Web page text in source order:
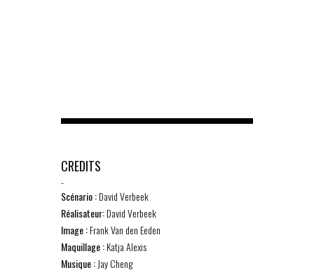
CREDITS
-
Scénario :David Verbeek
Réalisateur:David Verbeek
Image :Frank Van den Eeden
Maquillage :Katja Alexis
Musique :Jay Cheng